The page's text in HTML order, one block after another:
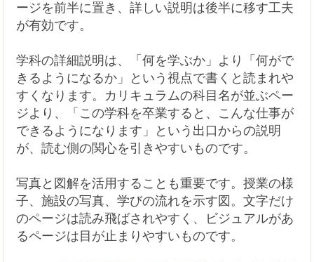
ージを前半に置き、詳しい説明は後半に移す工夫
が有効です。
学科の詳細説明は、「何を学ぶか」より「何がで
きるようになるか」という視点で書くと読まれや
すくなります。カリキュラムの科目名が並ぶペー
ジより、「この学科を卒業すると、こんな仕事が
できるようになります」という出口からの説明
が、読む側の関心を引きやすいものです。
写真と図解を活用することも重要です。授業の様
子、施設の写真、学びの流れを示す図。文字だけ
のページは読み飛ばされやすく、ビジュアルがあ
るページは目が止まりやすいものです。